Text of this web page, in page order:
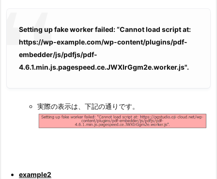
Setting up fake worker failed: “Cannot load script at:
https://wp-example.com/wp-content/plugins/pdf-
embedder/js/pdfjs/pdf-
4.6.1.min.js.pagespeed.ce.JWXIrGgm2e.worker.js".
実際の表示は、下記の通りです。
example2